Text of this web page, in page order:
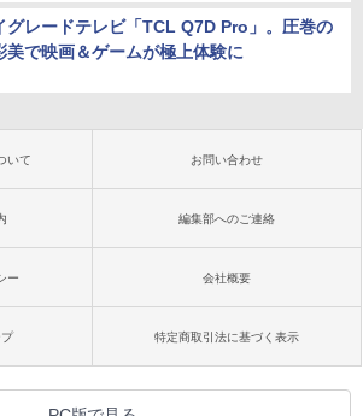
グレードテレビ「TCL Q7D Pro」。圧巻の
美で映画＆ゲームが極上体験に
いて お問い合わせ
編集部へのご連絡
ー 会社概要
特定商取引法に基づく表示